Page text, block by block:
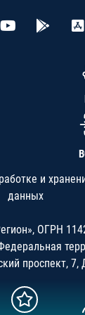
и
данных
ОГРН
проспект,